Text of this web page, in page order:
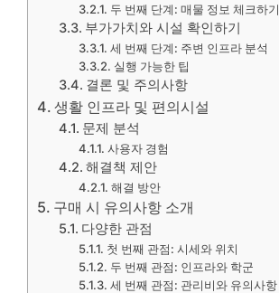
두 번째 단계: 매물 정보 체크하기
부가가치와 시설 확인하기
세 번째 단계: 주변 인프라 분석
실행 가능한 팁
결론 및 주의사항
생활 인프라 및 편의시설
문제 분석
사용자 경험
해결책 제안
해결 방안
구매 시 유의사항 소개
다양한 관점
첫 번째 관점: 시세와 위치
두 번째 관점: 인프라와 학군
세 번째 관점: 관리비와 유의사항